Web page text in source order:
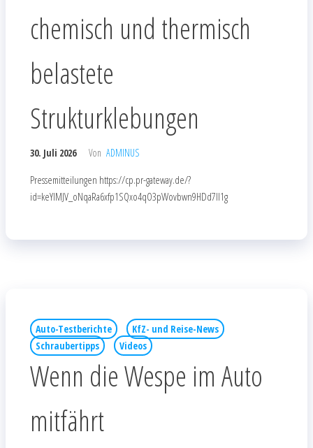
chemisch und thermisch
belastete
Strukturklebungen
30. Juli 2026 Von ADMINUS
Pressemitteilungen https://cp.pr-gateway.de/?
id=keYlMJV_oNqaRa6xfp1SQxo4qO3pWovbwn9HDd7Il1g
Auto-Testberichte
KfZ- und Reise-News
Schraubertipps
Videos
Wenn die Wespe im Auto
mitfährt